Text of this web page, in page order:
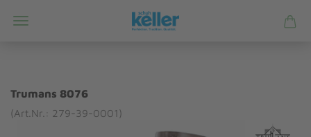
Trumans 8076
(Art.Nr.: 279-39-0001)